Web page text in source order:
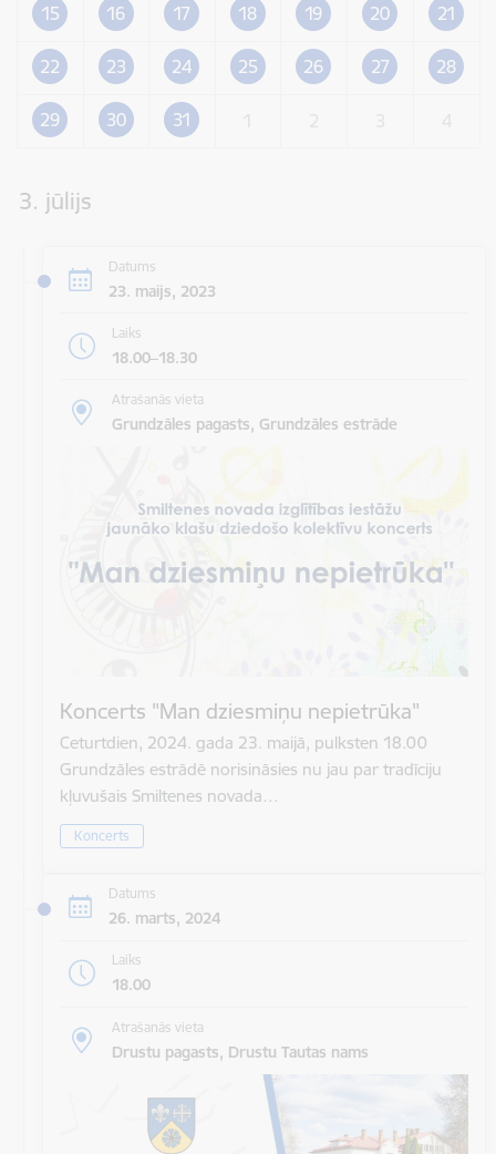
15 16 17 18 19 20 21
22 23 24 25 26 27 28
29 30 31
3. jūlijs
Datums
23. maijs, 2023
Laiks
18.00–18.30
Atrašanās vieta
Grundzāles pagasts, Grundzāles estrāde
Koncerts "Man dziesmiņu nepietrūka"
Ceturtdien, 2024. gada 23. maijā, pulksten 18.00
Grundzāles estrādē norisināsies nu jau par tradīciju
kļuvušais Smiltenes novada…
Koncerts
Datums
26. marts, 2024
Laiks
18.00
Atrašanās vieta
Drustu pagasts, Drustu Tautas nams